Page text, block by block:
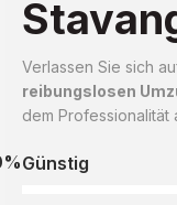
Verlassen Sie sich
reibungslosen
dem Professionalität
Günstig